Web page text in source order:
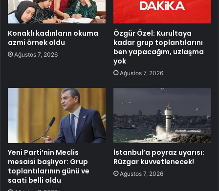
Konaklı kadınların okuma
azmi örnek oldu
Ağustos 7, 2026
Özgür Özel: Kurultaya
kadar grup toplantılarını
ben yapacağım, uzlaşma
yok
Ağustos 7, 2026
Yeni Parti’nin Meclis
mesaisi başlıyor: Grup
toplantılarının günü ve
saati belli oldu
İstanbul’a poyraz uyarısı:
Rüzgar kuvvetlenecek!
Ağustos 7, 2026